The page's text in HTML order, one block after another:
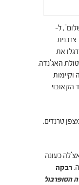
ל-
את
האג'נדה.
וקיימות
הקאובוי
טרנדים,
כעונה
רבקה
הסופרבול